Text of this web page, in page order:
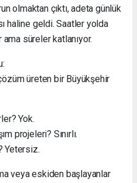
olmaktan çıktı, adeta günlük
haline geldi. Saatler yolda
süreler katlanıyor.
üreten bir Büyükşehir
Yok.
projeleri? Sınırlı.
Yetersiz.
veya eskiden başlayanlar